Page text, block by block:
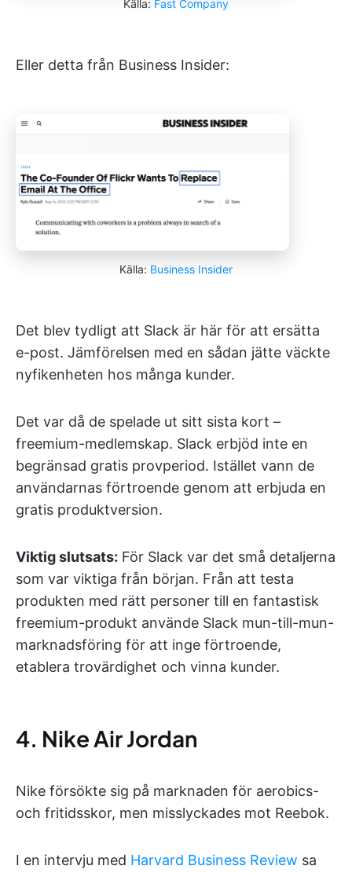
Källa: Fast Company
Eller detta från Business Insider:
Källa: Business Insider
Det blev tydligt att Slack är här för att ersätta
e-post. Jämförelsen med en sådan jätte väckte
nyfikenheten hos många kunder.
Det var då de spelade ut sitt sista kort –
freemium-medlemskap. Slack erbjöd inte en
begränsad gratis provperiod. Istället vann de
användarnas förtroende genom att erbjuda en
gratis produktversion.
Viktig slutsats: För Slack var det små detaljerna
som var viktiga från början. Från att testa
produkten med rätt personer till en fantastisk
freemium-produkt använde Slack mun-till-mun-
marknadsföring för att inge förtroende,
etablera trovärdighet och vinna kunder.
4. Nike Air Jordan
Nike försökte sig på marknaden för aerobics-
och fritidsskor, men misslyckades mot Reebok.
I en intervju med Harvard Business Review sa